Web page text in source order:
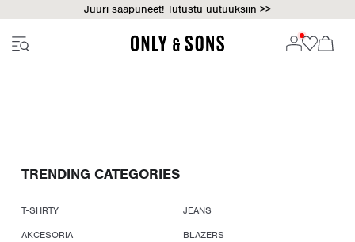
Juuri saapuneet! Tutustu uutuuksiin >>
TRENDING CATEGORIES
T-SHRTY
JEANS
AKCESORIA
BLAZERS